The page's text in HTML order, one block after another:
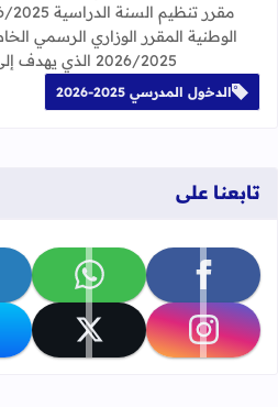
الوطنية المقرر الوزاري الرسمي
2026/2025 الذي يهدف إلى تحديد مختلف…
الدخول المدرسي 2025-2026
تابعنا على
تابعنا على facebook تابعنا على whatsapp
تابعنا على instagram تابعنا على x